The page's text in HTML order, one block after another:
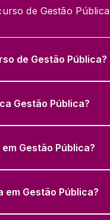
de Gestão Pública
de Gestão Pública?
Gestão Pública?
Gestão Pública?
em Gestão Pública?